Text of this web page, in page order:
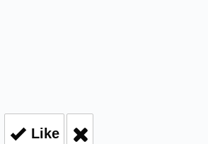
Like